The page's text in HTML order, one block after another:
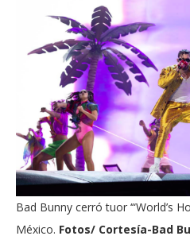
Bad Bunny cerró tuor ‘“World’s
México. Fotos/ Cortesía-Bad